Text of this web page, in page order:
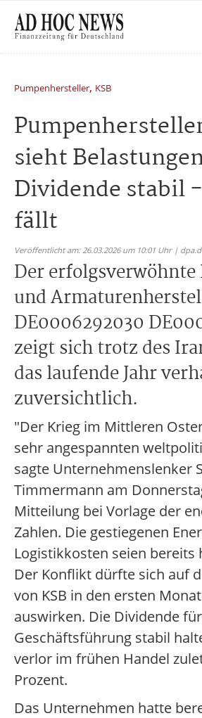
Pumpenhersteller, KSB
sieht
Dividende stabil
fällt
Veröffentlicht am: 26.03.2026 um 10:01 Uhr |
Der
und
DE0006292030
zeigt sich trotz des
das laufende Jahr
zuversichtlich.
"Der Krieg im Mittleren
sehr angespannten
sagte Unternehmenslenker
Timmermann am
Mitteilung bei Vorlage der
Zahlen. Die gestiegenen
Logistikkosten seien bereits
Der Konflikt dürfte sich auf
von KSB in den ersten
auswirken. Die Dividende
Geschäftsführung stabil
verlor im frühen Handel
Prozent.
Das Unternehmen hatte